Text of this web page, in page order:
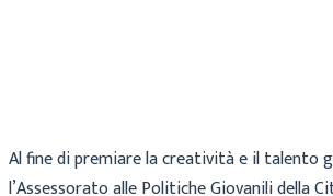
Al fine di premiare la creatività e il talento
l’Assessorato alle Politiche Giovanili della